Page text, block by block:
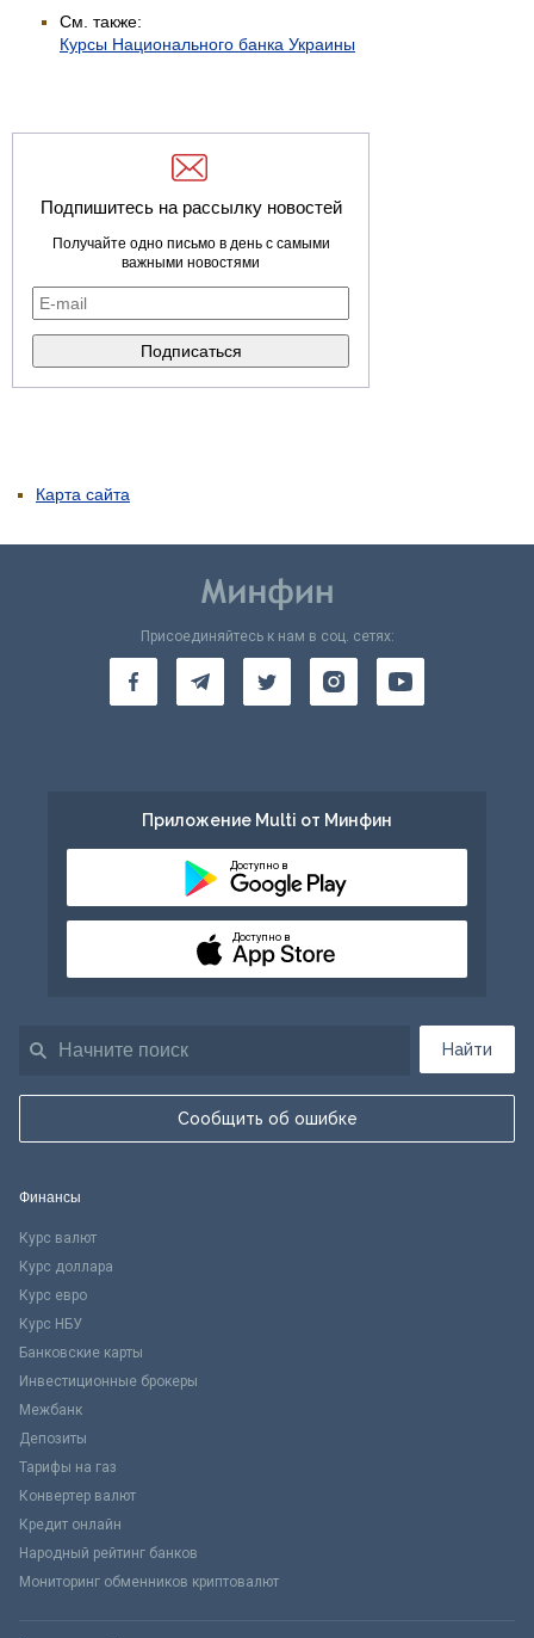
См. также:
Курсы Национального банка Украины
Подпишитесь на рассылку новостей
Получайте одно письмо в день с самыми
важными новостями
Карта сайта
Найти
Сообщить об ошибке
Присоединяйтесь к нам в соц. сетях:
Приложение Multi от Минфин
Доступно в
Доступно в
Финансы
Курс валют
Курс доллара
Курс евро
Курс НБУ
Банковские карты
Инвестиционные брокеры
Межбанк
Депозиты
Тарифы на газ
Конвертер валют
Кредит онлайн
Народный рейтинг банков
Мониторинг обменников криптовалют